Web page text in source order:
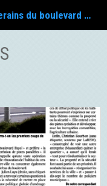
Association de défense des riverains du boulevard Fayol